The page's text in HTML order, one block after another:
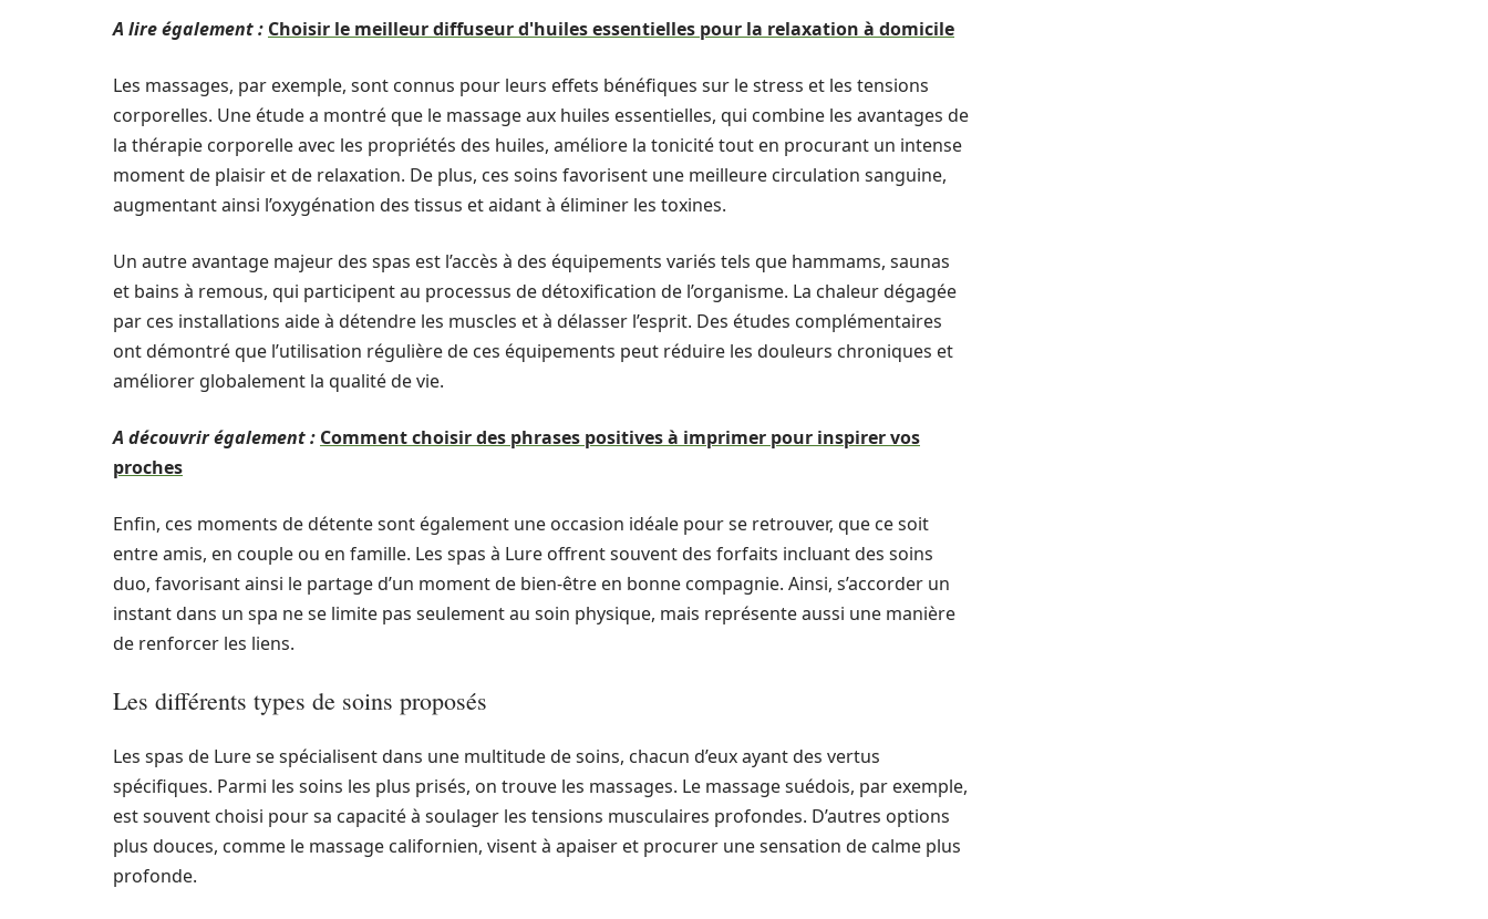
A lire également : Choisir le meilleur diffuseur d'huiles essentielles pour la relaxation à domicile
Les massages, par exemple, sont connus pour leurs effets bénéfiques sur le stress et les tensions
corporelles. Une étude a montré que le massage aux huiles essentielles, qui combine les avantages de
la thérapie corporelle avec les propriétés des huiles, améliore la tonicité tout en procurant un intense
moment de plaisir et de relaxation. De plus, ces soins favorisent une meilleure circulation sanguine,
augmentant ainsi l’oxygénation des tissus et aidant à éliminer les toxines.
Un autre avantage majeur des spas est l’accès à des équipements variés tels que hammams, saunas
et bains à remous, qui participent au processus de détoxification de l’organisme. La chaleur dégagée
par ces installations aide à détendre les muscles et à délasser l’esprit. Des études complémentaires
ont démontré que l’utilisation régulière de ces équipements peut réduire les douleurs chroniques et
améliorer globalement la qualité de vie.
A découvrir également : Comment choisir des phrases positives à imprimer pour inspirer vos
proches
Enfin, ces moments de détente sont également une occasion idéale pour se retrouver, que ce soit
entre amis, en couple ou en famille. Les spas à Lure offrent souvent des forfaits incluant des soins
duo, favorisant ainsi le partage d’un moment de bien-être en bonne compagnie. Ainsi, s’accorder un
instant dans un spa ne se limite pas seulement au soin physique, mais représente aussi une manière
de renforcer les liens.
Les différents types de soins proposés
Les spas de Lure se spécialisent dans une multitude de soins, chacun d’eux ayant des vertus
spécifiques. Parmi les soins les plus prisés, on trouve les massages. Le massage suédois, par exemple,
est souvent choisi pour sa capacité à soulager les tensions musculaires profondes. D’autres options
plus douces, comme le massage californien, visent à apaiser et procurer une sensation de calme plus
profonde.